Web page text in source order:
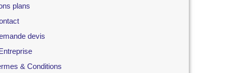
plans
devis
& Conditions